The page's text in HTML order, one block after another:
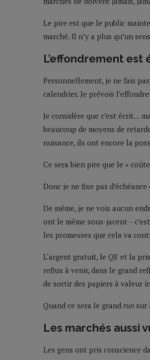
Le pire est que le public
marché. Il n’y a plus qu’un
L’effondrement est
Personnellement, je ne fais
calendrier. Je prévois
Je considère que c’est écrit…
beaucoup de moyens de
nuisance, ils ont encore la
Ce sera bien pire que le «
Donc je ne fixe pas
De même, je ne vois aucun
ont le même sous-jacent –
les promesses que cela va
L‘argent gratuit, le QE et la
reflux à venir, dans le grand
de sortir des papiers à valeur
Quand ce sera le grand run sur
Les marchés aussi
Les gens ont pris conscience